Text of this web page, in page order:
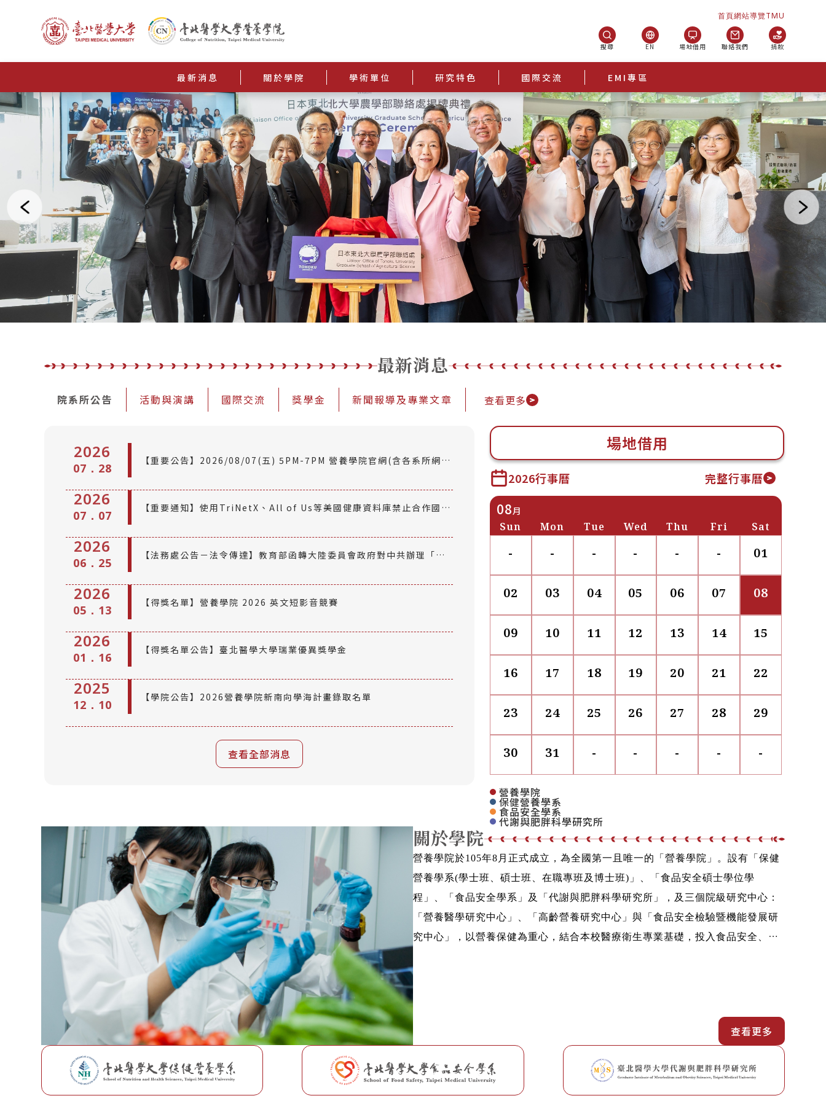
首頁 網站導覽 TMU
搜尋 EN 場地借用 聯絡我們 捐款
最新消息 關於學院 學術單位 研究特色 國際交流 EMI專區
最新消息
院系所公告 活動與演講 國際交流 獎學金 新聞報導及專業文章 查看更多
2026
07．28
【重要公告】2026/08/07(五) 5PM-7PM 營養學院官網(含各系所網
2026
07．07
【重要通知】使用TriNetX、All of Us等美國健康資料庫禁止合作國家
2026
06．25
【法務處公告－法令傳達】教育部函轉大陸委員會政府對中共辦理「海
0059063號發布
2026
05．13
【得獎名單】營養學院 2026 英文短影音競賽
2026
01．16
【得獎名單公告】臺北醫學大學瑞業優異獎學金
2025
12．10
【學院公告】2026營養學院新南向學海計畫錄取名單
查看全部消息
場地借用
2026行事曆 完整行事曆
08月
Sun Mon Tue Wed Thu Fri Sat
- - - - - - 01
02 03 04 05 06 07 08
09 10 11 12 13 14 15
16 17 18 19 20 21 22
23 24 25 26 27 28 29
30 31 - - - - -
營養學院
保健營養學系
食品安全學系
代謝與肥胖科學研究所
關於學院
營養學院於105年8月正式成立，為全國第一且唯一的「營養學院」。設有「保健
營養學系(學士班、碩士班、在職專班及博士班)」、「食品安全碩士學位學
程」、「食品安全學系」及「代謝與肥胖科學研究所」，及三個院級研究中心：
「營養醫學研究中心」、「高齡營養研究中心」與「食品安全檢驗暨機能發展研
究中心」，以營養保健為重心，結合本校醫療衛生專業基礎，投入食品安全、疾
查看更多